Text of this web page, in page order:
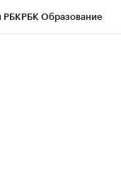
РБКРБК Образование